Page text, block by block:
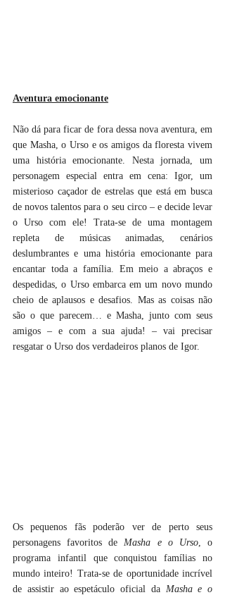
Aventura emocionante
Não dá para ficar de fora dessa nova aventura, em
que Masha, o Urso e os amigos da floresta vivem
uma história emocionante. Nesta jornada, um
personagem especial entra em cena: Igor, um
misterioso caçador de estrelas que está em busca
de novos talentos para o seu circo – e decide levar
o Urso com ele! Trata-se de uma montagem
repleta de músicas animadas, cenários
deslumbrantes e uma história emocionante para
encantar toda a família. Em meio a abraços e
despedidas, o Urso embarca em um novo mundo
cheio de aplausos e desafios. Mas as coisas não
são o que parecem… e Masha, junto com seus
amigos – e com a sua ajuda! – vai precisar
resgatar o Urso dos verdadeiros planos de Igor.
Os pequenos fãs poderão ver de perto seus
personagens favoritos de Masha e o Urso, o
programa infantil que conquistou famílias no
mundo inteiro! Trata-se de oportunidade incrível
de assistir ao espetáculo oficial da Masha e o